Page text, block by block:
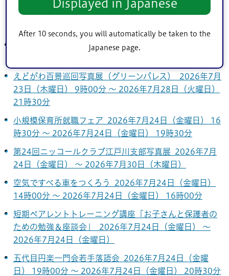
Displayed in Japanese
After 10 seconds, you will automatically be taken to the
Japanese page.
27 28 29 30 31
葛西海浜公園 海水浴体験 2026年7月19日（日曜日）
えどがわ百景巡回写真展（グリーンパレス） 2026年7月
23日（木曜日） 9時00分 ～ 2026年7月28日（火曜日）
21時30分
小規模保育所就職フェア 2026年7月24日（金曜日） 16
時30分 ～ 2026年7月24日（金曜日） 19時30分
第24回ニッコールクラブ江戸川支部写真展 2026年7月
24日（金曜日） ～ 2026年7月30日（木曜日）
空気ですべる車をつくろう 2026年7月24日（金曜日）
14時00分 ～ 2026年7月24日（金曜日） 16時00分
短期ペアレントトレーニング講座「お子さんと保護者の
ための勉強＆座談会」 2026年7月24日（金曜日） ～
2026年7月24日（金曜日）
五代目円楽一門会若手落語会 2026年7月24日（金曜
日） 19時00分 ～ 2026年7月24日（金曜日） 20時30分